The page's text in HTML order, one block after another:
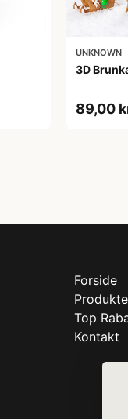
UNKNOWN
3D
89,00
Forside
Top
Kontakt